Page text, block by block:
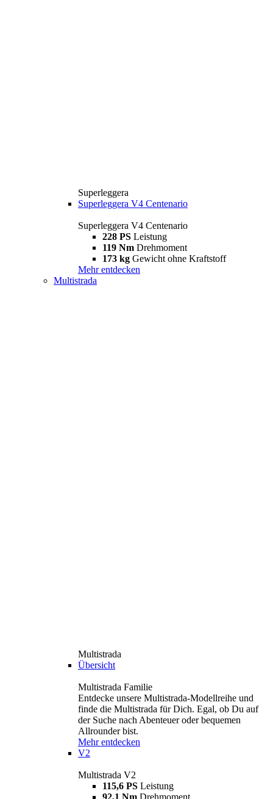
Superleggera
Superleggera V4 Centenario
Superleggera V4 Centenario
228 PS Leistung
119 Nm Drehmoment
173 kg Gewicht ohne Kraftstoff
Mehr entdecken
Multistrada
Multistrada
Übersicht
Multistrada Familie
Entdecke unsere Multistrada-Modellreihe und
finde die Multistrada für Dich. Egal, ob Du auf
der Suche nach Abenteuer oder bequemen
Allrounder bist.
Mehr entdecken
V2
Multistrada V2
115,6 PS Leistung